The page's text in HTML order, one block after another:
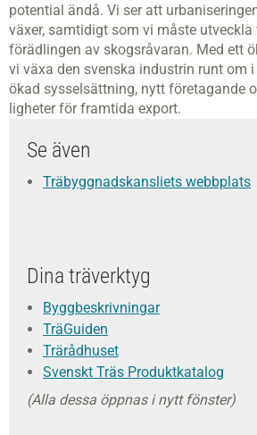
potential ändå. Vi ser att
växer, samtidigt som vi måste
förädlingen av skogsråvaran. Med ett
vi växa den svenska industrin runt om
ökad sysselsättning, nytt företagande
ligheter för framtida export.
Se även
Träbyggnadskansliets webbplats
Dina träverktyg
Byggbeskrivningar
TräGuiden
Trärådhuset
Svenskt Träs Produktkatalog
(Alla dessa öppnas i nytt fönster)